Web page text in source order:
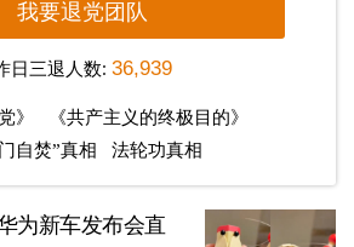
我要退党团队
日三退人数: 36,939
》
《共产主义的终极目的》
自焚”真相
法轮功真相
为新车发布会直